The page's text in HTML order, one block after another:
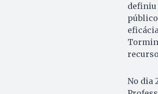
definiu
Tormin
No dia